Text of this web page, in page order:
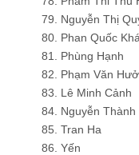
79. Nguyễn Thị
80. Phan Quốc
81. Phùng Hạnh
82. Phạm Văn
83. Lê Minh Cảnh
84. Nguyễn Thành
85. Tran Ha
86. Yến